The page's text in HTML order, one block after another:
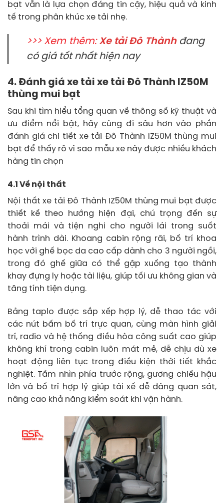
bạt vẫn là lựa chọn đáng tin cậy, hiệu quả và kinh
tế trong phân khúc xe tải nhẹ.
>>> Xem thêm: Xe tải Đô Thànhđang
có giá tốt nhất hiện nay
4. Đánh giá xe tải xe tải Đô Thành IZ50M
thùng mui bạt
Sau khi tìm hiểu tổng quan về thông số kỹ thuật và
ưu điểm nổi bật, hãy cùng đi sâu hơn vào phần
đánh giá chi tiết xe tải Đô Thành IZ50M thùng mui
bạt để thấy rõ vì sao mẫu xe này được nhiều khách
hàng tin chọn
4.1 Về nội thất
Nội thất xe tải Đô Thành IZ50M thùng mui bạt được
thiết kế theo hướng hiện đại, chú trọng đến sự
thoải mái và tiện nghi cho người lái trong suốt
hành trình dài. Khoang cabin rộng rãi, bố trí khoa
học với ghế bọc da cao cấp dành cho 3 người ngồi,
trong đó ghế giữa có thể gập xuống tạo thành
khay đựng ly hoặc tài liệu, giúp tối ưu không gian và
tăng tính tiện dụng.
Bảng taplo được sắp xếp hợp lý, dễ thao tác với
các nút bấm bố trí trực quan, cùng màn hình giải
trí, radio và hệ thống điều hòa công suất cao giúp
không khí trong cabin luôn mát mẻ, dễ chịu dù xe
hoạt động liên tục trong điều kiện thời tiết khắc
nghiệt. Tầm nhìn phía trước rộng, gương chiếu hậu
lớn và bố trí hợp lý giúp tài xế dễ dàng quan sát,
nâng cao khả năng kiểm soát khi vận hành.